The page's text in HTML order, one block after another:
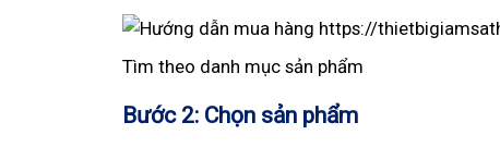
Tìm theo danh mục sản phẩm
Bước 2: Chọn sản phẩm